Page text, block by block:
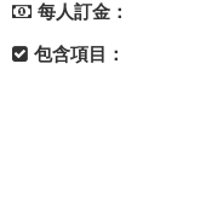
每人訂金：
包含項目：